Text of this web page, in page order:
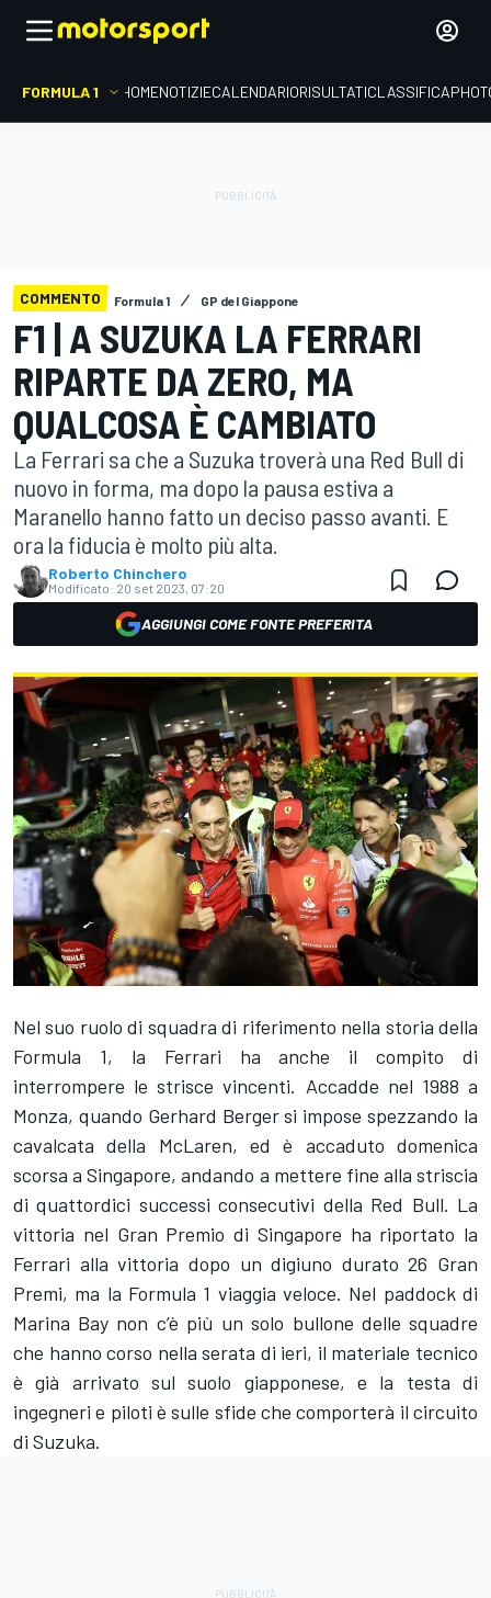
FORMULA 1 HOMENOTIZIECALENDARIORISULTATICLASSIFICA
COMMENTO Formula 1 GP del Giappone
F1 | A SUZUKA LA FERRARI
RIPARTE DA ZERO, MA
QUALCOSA È CAMBIATO
La Ferrari sa che a Suzuka troverà una Red Bull di
nuovo in forma, ma dopo la pausa estiva a
Maranello hanno fatto un deciso passo avanti. E
ora la fiducia è molto più alta.
Roberto Chinchero
Modificato: 20 set 2023, 07:20
AGGIUNGI COME FONTE PREFERITA
Nel suo ruolo di squadra di riferimento nella storia della
Formula 1, la Ferrari ha anche il compito di
interrompere le strisce vincenti. Accadde nel 1988 a
Monza, quando Gerhard Berger si impose spezzando la
cavalcata della McLaren, ed è accaduto domenica
scorsa a Singapore, andando a mettere fine alla striscia
di quattordici successi consecutivi della Red Bull. La
vittoria nel Gran Premio di Singapore ha riportato la
Ferrari alla vittoria dopo un digiuno durato 26 Gran
Premi, ma la Formula 1 viaggia veloce. Nel paddock di
Marina Bay non c’è più un solo bullone delle squadre
che hanno corso nella serata di ieri, il materiale tecnico
è già arrivato sul suolo giapponese, e la testa di
ingegneri e piloti è sulle sfide che comporterà il circuito
di Suzuka.